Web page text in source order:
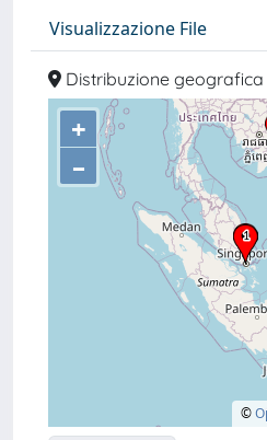
Visualizzazione File
Distribuzione geografica
+
–
©